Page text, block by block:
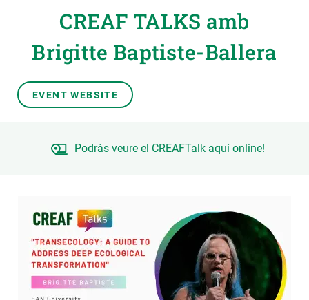
CREAF TALKS amb
Brigitte Baptiste-Ballera
EVENT WEBSITE
Podràs veure el CREAFTalk aquí online!
Responsive
menu
RESEARCH
SCIENCE IN ACTION
GET INVOLVED